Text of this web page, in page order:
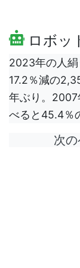
ロボッ
2023年の人
17.2％減の
年ぶり。
べると45.4％
次